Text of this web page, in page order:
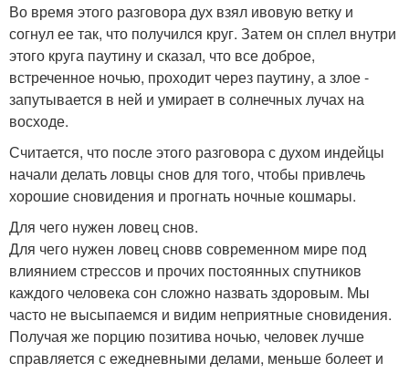
Во время этого разговора дух взял ивовую ветку и
согнул ее так, что получился круг. Затем он сплел внутри
этого круга паутину и сказал, что все доброе,
встреченное ночью, проходит через паутину, а злое -
запутывается в ней и умирает в солнечных лучах на
восходе.
Считается, что после этого разговора с духом индейцы
начали делать ловцы снов для того, чтобы привлечь
хорошие сновидения и прогнать ночные кошмары.
Для чего нужен ловец снов.
Для чего нужен ловец сновв современном мире под
влиянием стрессов и прочих постоянных спутников
каждого человека сон сложно назвать здоровым. Мы
часто не высыпаемся и видим неприятные сновидения.
Получая же порцию позитива ночью, человек лучше
справляется с ежедневными делами, меньше болеет и